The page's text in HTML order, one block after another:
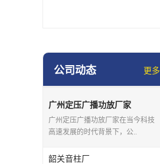
公司动态 更多
广州定压广播功放厂家
广州定压广播功放厂家在当今科技
高速发展的时代背景下，公..
韶关音柱厂